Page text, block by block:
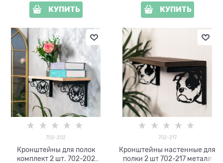
КУПИТЬ КУПИТЬ
702-202
Кронштейны для полок
комплект 2 шт. 702-202
702-217
Кронштейны настенные для
полки 2 шт 702-217 металл